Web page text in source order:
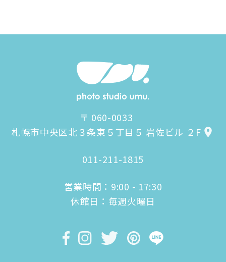
〒 060-0033
札幌市中央区北３条東５丁目５ 岩佐ビル ２F
011-211-1815
営業時間：9:00 - 17:30
休館日：毎週火曜日